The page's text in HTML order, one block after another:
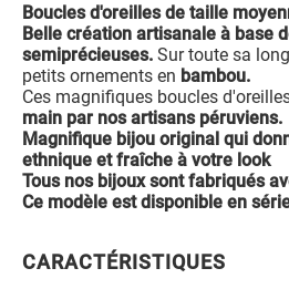
Boucles d'oreilles de taille
Belle création artisanale à base
semiprécieuses.Sur toute sa
petits ornements en bambou.
Ces magnifiques boucles
main par nos artisans péruviens.
Magnifique bijou original qui
ethnique et fraîche à votre look
Tous nos bijoux sont fabriqués
Ce modèle est disponible en
CARACTÉRISTIQUES